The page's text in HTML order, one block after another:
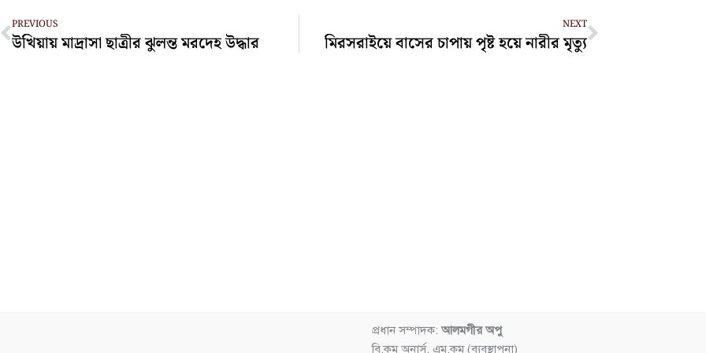
Prev
PREVIOUS
উখিয়ায় মাদ্রাসা ছাত্রীর ঝুলন্ত মরদেহ উদ্ধার
NEXT
মিরসরাইয়ে বাসের চাপায় পৃষ্ট হয়ে নারীর মৃত্যু
Next
প্রধান সম্পাদক:আলমগীর অপু
বি.কম অনার্স, এম.কম (ব্যবস্থাপনা)